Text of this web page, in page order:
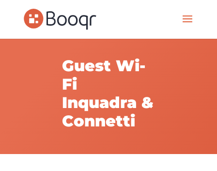
Guest Wi-
Fi
Inquadra &
Connetti